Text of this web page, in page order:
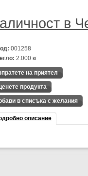
в
001258
2.000 кг
на приятел
продукта
в списъка с желания
описание